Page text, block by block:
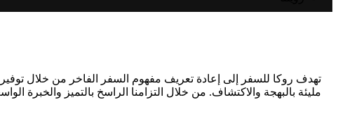
تهدف روكا للسفر إلى إعادة تعريف مفهوم السفر الفاخر من خلال
مليئة بالبهجة والاكتشاف. من خلال التزامنا الراسخ بالتميز